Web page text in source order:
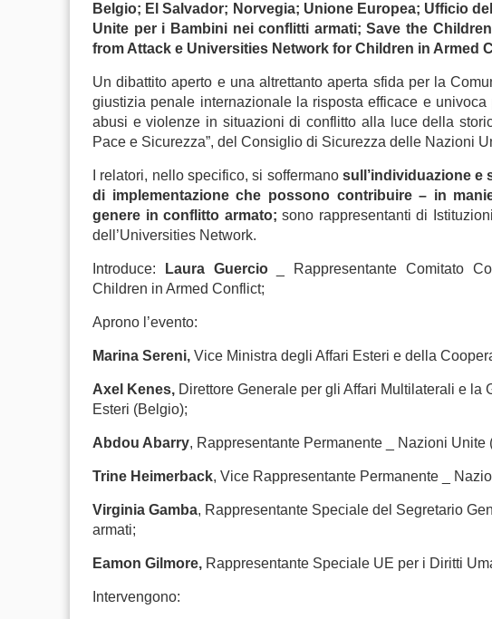
Belgio; El Salvador; Norvegia; Unione Europea; Ufficio
Unite per i Bambini nei conflitti armati; Save the
from Attack e Universities Network for Children in Armed
Un dibattito aperto e una altrettanto aperta sfida per la
giustizia penale internazionale la risposta efficace e
abusi e violenze in situazioni di conflitto alla luce della
Pace e Sicurezza”, del Consiglio di Sicurezza delle Nazioni
I relatori, nello specifico, si soffermano sull’individuazione e
di implementazione che possono contribuire – in
genere in conflitto armato; sono rappresentanti di
dell’Universities Network.
Introduce: Laura Guercio_ Rappresentante Comitato
Children in Armed Conflict;
Aprono l’evento:
Marina Sereni, Vice Ministra degli Affari Esteri e della
Axel Kenes, Direttore Generale per gli Affari Multilaterali e la
Esteri (Belgio);
Abdou Abarry, Rappresentante Permanente _ Nazioni Unite
Trine Heimerback, Vice Rappresentante Permanente _
Virginia Gamba, Rappresentante Speciale del Segretario
armati;
Eamon Gilmore, Rappresentante Speciale UE per i Diritti
Intervengono: